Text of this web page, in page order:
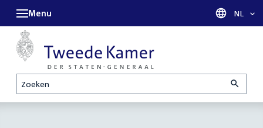
Zoeken
Menu Taal
NL